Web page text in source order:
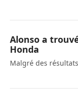
Alonso a
Honda
Malgré des